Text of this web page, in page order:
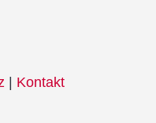
| Kontakt